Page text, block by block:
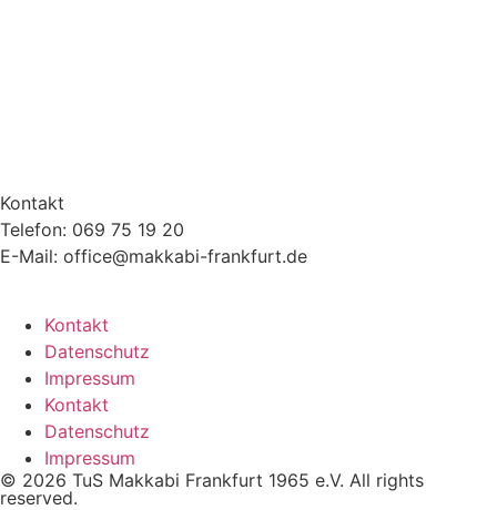
Kontakt
Telefon: 069 75 19 20
E-Mail: office@makkabi-frankfurt.de
Kontakt
Datenschutz
Impressum
Kontakt
Datenschutz
Impressum
© 2026 TuS Makkabi Frankfurt 1965 e.V. All rights
reserved.